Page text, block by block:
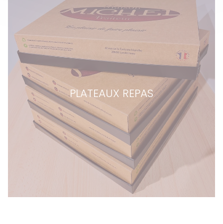
PLATEAUX REPAS